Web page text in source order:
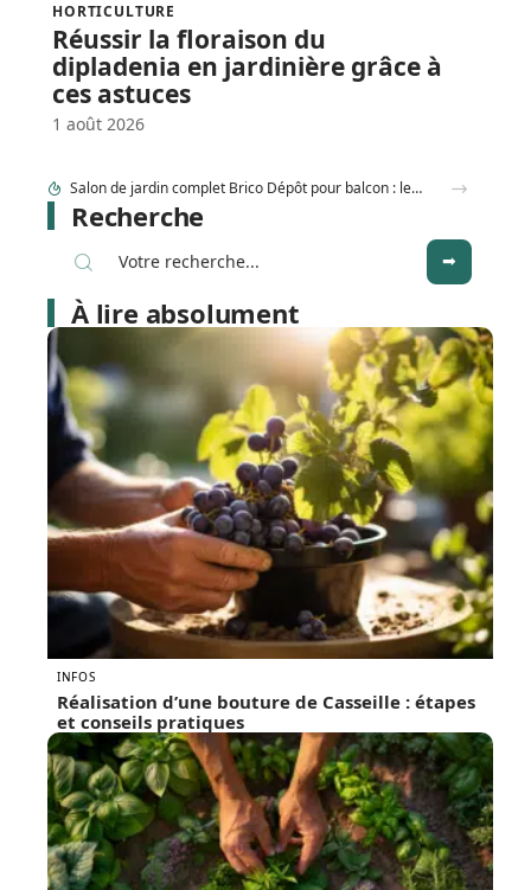
HORTICULTURE
Réussir la floraison du
dipladenia en jardinière grâce à
ces astuces
1 août 2026
Comment couper rosier en respectant la lune au jardin ?
Recherche
À lire absolument
INFOS
Réalisation d’une bouture de Casseille : étapes
et conseils pratiques